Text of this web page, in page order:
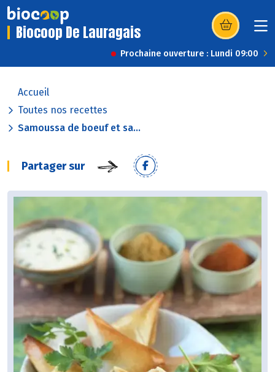
Biocoop De Lauragais (s’ouvre dans
Prochaine ouverture : Lundi 09:00
Accueil
Toutes nos recettes
Samoussa de boeuf et sa...
Partager sur